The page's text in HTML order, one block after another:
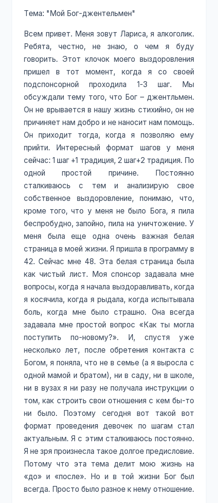
Тема: "Мой Бог-джентельмен"
Всем привет. Меня зовут Лариса, я алкоголик.
Ребята, честно, не знаю, о чем я буду
говорить. Этот клочок моего выздоровления
пришел в тот момент, когда я со своей
подспонсорной проходила 1-3 шаг. Мы
обсуждали тему того, что Бог – джентльмен.
Он не врывается в нашу жизнь стихийно, он не
причиняет нам добро и не наносит нам помощь.
Он приходит тогда, когда я позволяю ему
прийти. Интересный формат шагов у меня
сейчас: 1 шаг +1 традиция, 2 шаг+2 традиция. По
одной простой причине. Постоянно
сталкиваюсь с тем и анализирую свое
собственное выздоровление, понимаю, что,
кроме того, что у меня не было Бога, я пила
беспробудно, запойно, пила на уничтожение. У
меня была еще одна очень важная белая
страница в моей жизни. Я пришла в программу в
42. Сейчас мне 48. Эта белая страница была
как чистый лист. Моя спонсор задавала мне
вопросы, когда я начала выздоравливать, когда
я косячила, когда я рыдала, когда испытывала
боль, когда мне было страшно. Она всегда
задавала мне простой вопрос «Как ты могла
поступить по-новому?». И, спустя уже
несколько лет, после обретения контакта с
Богом, я поняла, что не в семье (а я выросла с
одной мамой и братом), ни в саду, ни в школе,
ни в вузах я ни разу не получала инструкции о
том, как строить свои отношения с кем бы-то
ни было. Поэтому сегодня вот такой вот
формат проведения девочек по шагам стал
актуальным. Я с этим сталкиваюсь постоянно.
Я не зря произнесла такое долгое предисловие.
Потому что эта тема делит мою жизнь на
«до» и «после». Но и в той жизни Бог был
всегда. Просто было разное к нему отношение.